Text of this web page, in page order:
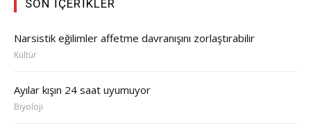
SON İÇERIKLER
Narsistik eğilimler affetme davranışını zorlaştırabilir
Kültür
Ayılar kışın 24 saat uyumuyor
Biyoloji